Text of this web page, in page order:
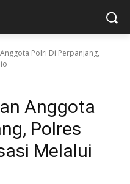
Polri Di Perpanjang,
Anggota
Polres
Melalui